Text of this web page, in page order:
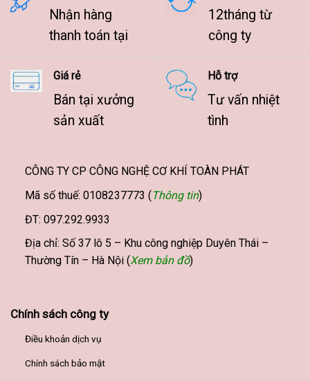
Nhận hàng
thanh toán tại
12tháng từ
công ty
Giá rẻ
Bán tại xưởng
sản xuất
Hỗ trợ
Tư vấn nhiệt
tình
CÔNG TY CP CÔNG NGHỆ CƠ KHÍ TOÀN PHÁT
Mã số thuế: 0108237773 (Thông tin)
ĐT: 097.292.9933
Địa chỉ: Số 37 lô 5 – Khu công nghiệp Duyên Thái –
Thường Tín – Hà Nội (Xem bản đồ)
Chính sách công ty
Điều khoản dịch vụ
Chính sách bảo mật